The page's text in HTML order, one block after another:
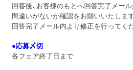
回答後、お客様のもとへ回答完了メー
間違いがないか確認をお願いいたしま
回答完了メール内より修正を行ってく
●応募〆切
各フェア終了日まで